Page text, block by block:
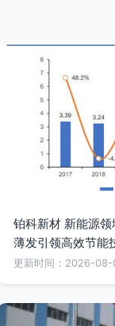
铂科新材 新能源
薄发引领高效节能
更新时间：2026-